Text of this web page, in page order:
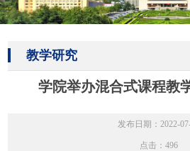
教学研究
学院举办混合式课程教
发布日期：2022-
点击： 496